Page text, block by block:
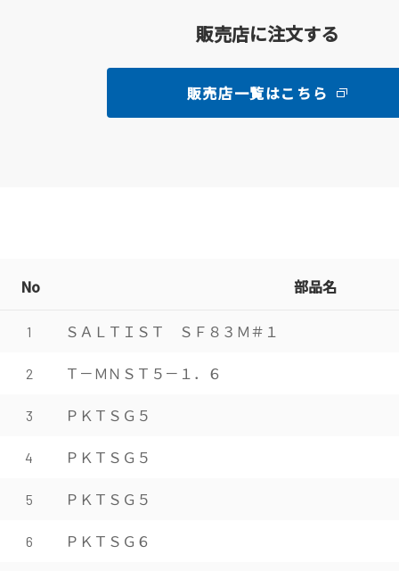
販売店に注文する
販売店一覧はこちら
No 部品名
1 ＳＡＬＴＩＳＴ ＳＦ８３Ｍ＃１
2 Ｔ－ＭＮＳＴ５－１．６
3 ＰＫＴＳＧ５
4 ＰＫＴＳＧ５
5 ＰＫＴＳＧ５
6 ＰＫＴＳＧ６